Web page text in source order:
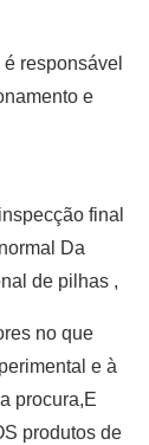
responsável
e
final
Da
de pilhas ,
no que
e à
procura,E
produtos de